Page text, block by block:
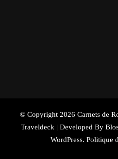
© Copyright 2026 Carnets de
Traveldeck | Developed By
WordPress. Politique